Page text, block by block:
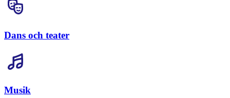
Dans och teater
Musik